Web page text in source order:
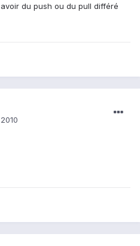
du push ou du pull différé